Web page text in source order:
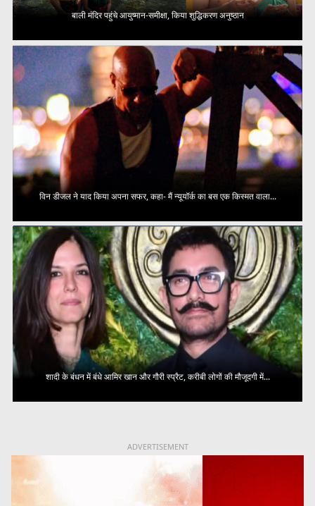
बाली मंदिर पहुंचे आयुष्मान-समीक्षा, किया शुद्धिकरण अनुष्ठान
विन डीजल ने याद किया अपना सफर, कहा- मैं न्यूयॉर्क का बस एक किस्मत वाला...
शादी के बंधन में बंधे आमिर खान और गौरी स्प्रैट, करीबी लोगों की मौजूदगी में...
ADVERTISEMENT